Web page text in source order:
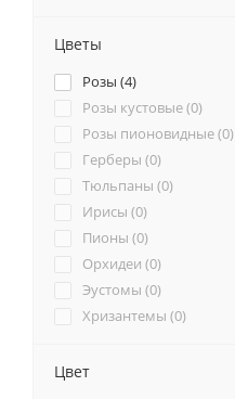
Цветы
Розы (4)
Розы кустовые (0)
Розы пионовидные (0)
Герберы (0)
Тюльпаны (0)
Ирисы (0)
Пионы (0)
Орхидеи (0)
Эустомы (0)
Хризантемы (0)
Ранункулюсы (
Цвет